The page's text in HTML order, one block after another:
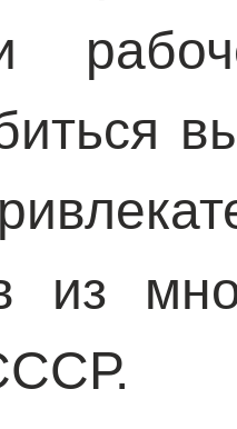
из